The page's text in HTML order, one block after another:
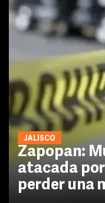
JALISCO
Zapopan:
atacada
perder una